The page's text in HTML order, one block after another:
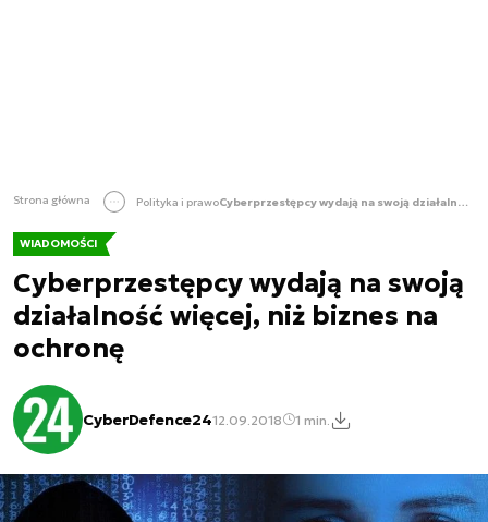
Strona główna Polityka i prawo Cyberprzestępcy wydają na swoją działalność więcej, niż biznes na ochronę
WIADOMOŚCI
Cyberprzestępcy wydają na swoją
działalność więcej, niż biznes na
ochronę
CyberDefence2412.09.2018 1 min.